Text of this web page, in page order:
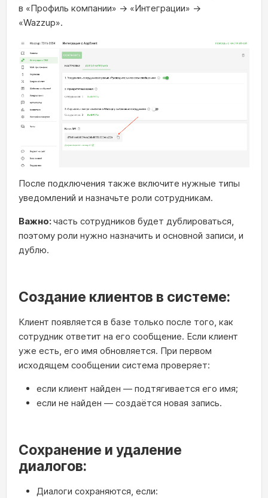
в «Профиль компании» → «Интеграции» →
«Wazzup».
После подключения также включите нужные типы
уведомлений и назначьте роли сотрудникам.
Важно:часть сотрудников будет дублироваться,
поэтому роли нужно назначить и основной записи, и
дублю.
Создание клиентов в системе:
Клиент появляется в базе только после того, как
сотрудник ответит на его сообщение. Если клиент
уже есть, его имя обновляется. При первом
исходящем сообщении система проверяет:
если клиент найден — подтягивается его имя;
если не найден — создаётся новая запись.
Сохранение и удаление
диалогов:
Диалоги сохраняются, если: